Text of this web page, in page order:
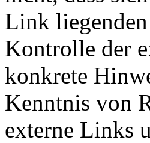
Link
Kontrolle der
konkrete
Kenntnis von
externe Links